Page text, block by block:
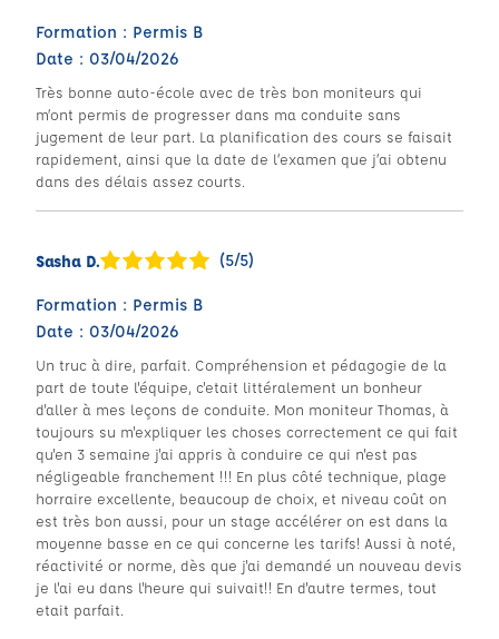
Formation : Permis B
Date : 03/04/2026
Très bonne auto-école avec de très bon moniteurs qui
m’ont permis de progresser dans ma conduite sans
jugement de leur part. La planification des cours se faisait
rapidement, ainsi que la date de l’examen que j’ai obtenu
dans des délais assez courts.
Sasha D. (5/5)
Formation : Permis B
Date : 03/04/2026
Un truc à dire, parfait. Compréhension et pédagogie de la
part de toute l'équipe, c'etait littéralement un bonheur
d'aller à mes leçons de conduite. Mon moniteur Thomas, à
toujours su m'expliquer les choses correctement ce qui fait
qu'en 3 semaine j'ai appris à conduire ce qui n'est pas
négligeable franchement !!! En plus côté technique, plage
horraire excellente, beaucoup de choix, et niveau coût on
est très bon aussi, pour un stage accélérer on est dans la
moyenne basse en ce qui concerne les tarifs! Aussi à noté,
réactivité or norme, dès que j'ai demandé un nouveau devis
je l'ai eu dans l'heure qui suivait!! En d'autre termes, tout
etait parfait.